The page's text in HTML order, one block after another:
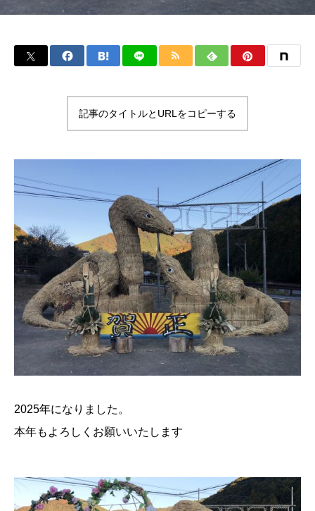
記事のタイトルとURLをコピーする
2025年になりました。
本年もよろしくお願いいたします